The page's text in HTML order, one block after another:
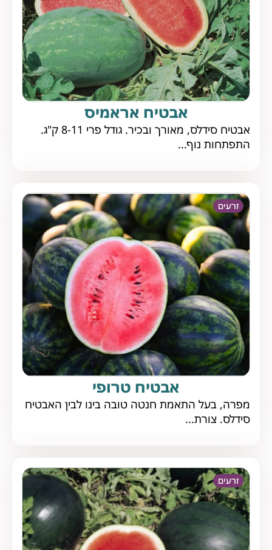
אבטיח אראמיס
אבטיח סידלס, מאורך ובכיר. גודל פרי 8-11 ק"ג.
התפתחות נוף...
זרעים
אבטיח טרופי
מפרה, בעל התאמת חנטה טובה בינו לבין האבטיח
סידלס. צורת...
זרעים